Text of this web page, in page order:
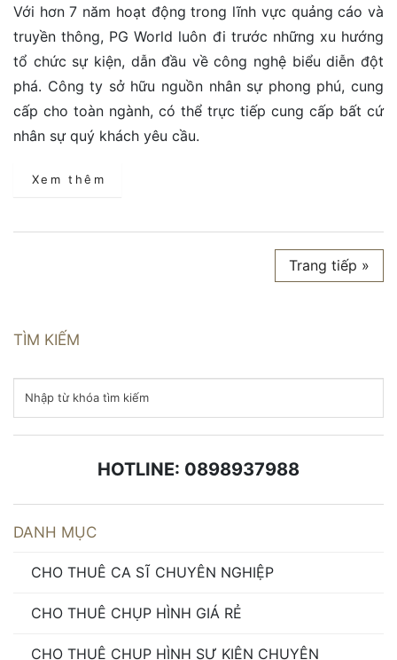
Với hơn 7 năm hoạt động trong lĩnh vực quảng cáo và
truyền thông, PG World luôn đi trước những xu hướng
tổ chức sự kiện, dẫn đầu về công nghệ biểu diễn đột
phá. Công ty sở hữu nguồn nhân sự phong phú, cung
cấp cho toàn ngành, có thể trực tiếp cung cấp bất cứ
nhân sự quý khách yêu cầu.
Xem thêm
Trang tiếp »
TÌM KIẾM
HOTLINE: 0898937988
DANH MỤC
CHO THUÊ CA SĨ CHUYÊN NGHIỆP
CHO THUÊ CHỤP HÌNH GIÁ RẺ
CHO THUÊ CHỤP HÌNH SỰ KIỆN CHUYÊN